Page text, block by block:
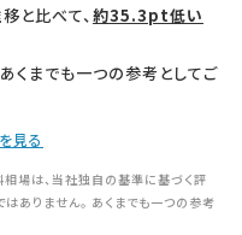
と比べて、約35.3pt低い
くまでも一つの参考としてご
見る
相場は、当社独自の基準に基づく評
ありません。 あくまでも一つの参考